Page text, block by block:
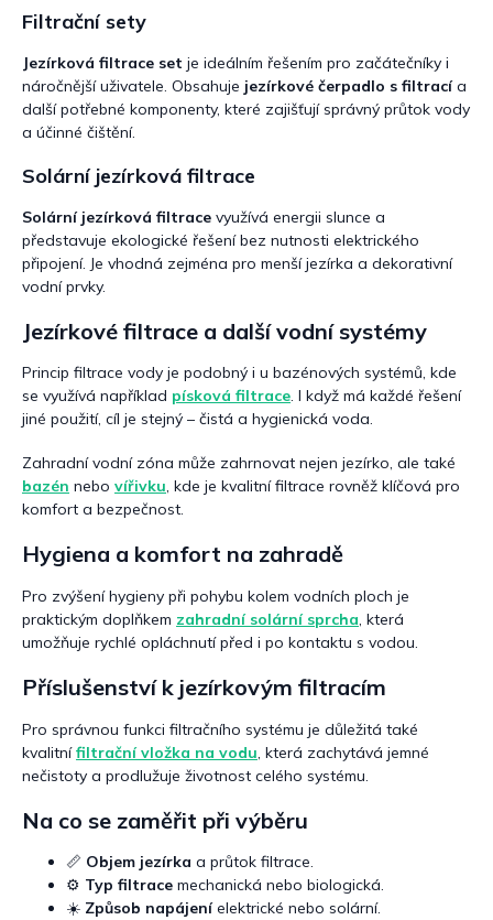
Filtrační sety
Jezírková filtrace set je ideálním řešením pro začátečníky i
náročnější uživatele. Obsahuje jezírkové čerpadlo s filtracía
další potřebné komponenty, které zajišťují správný průtok vody
a účinné čištění.
Solární jezírková filtrace
Solární jezírková filtrace využívá energii slunce a
představuje ekologické řešení bez nutnosti elektrického
připojení. Je vhodná zejména pro menší jezírka a dekorativní
vodní prvky.
Jezírkové filtrace a další vodní systémy
Princip filtrace vody je podobný i u bazénových systémů, kde
se využívá například písková filtrace. I když má každé řešení
jiné použití, cíl je stejný – čistá a hygienická voda.
Zahradní vodní zóna může zahrnovat nejen jezírko, ale také
bazén nebo vířivku, kde je kvalitní filtrace rovněž klíčová pro
komfort a bezpečnost.
Hygiena a komfort na zahradě
Pro zvýšení hygieny při pohybu kolem vodních ploch je
praktickým doplňkem zahradní solární sprcha, která
umožňuje rychlé opláchnutí před i po kontaktu s vodou.
Příslušenství k jezírkovým filtracím
Pro správnou funkci filtračního systému je důležitá také
kvalitnífiltrační vložka na vodu, která zachytává jemné
nečistoty a prodlužuje životnost celého systému.
Na co se zaměřit při výběru
📏 Objem jezírka a průtok filtrace.
⚙️ Typ filtrace mechanická nebo biologická.
☀️ Způsob napájeníelektrické nebo solární.